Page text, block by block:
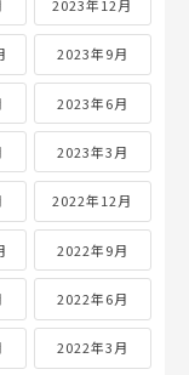
2023年12月
2023年9月
2023年6月
2023年3月
2022年12月
2022年9月
2022年6月
2022年3月